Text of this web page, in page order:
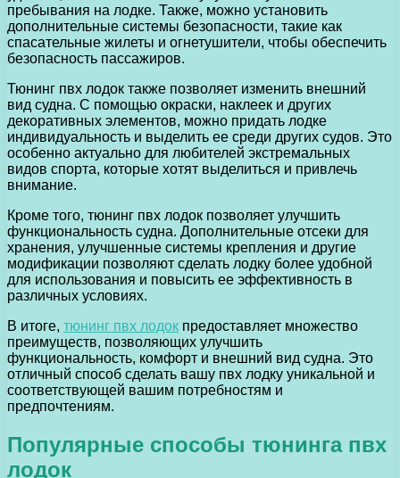
пребывания на лодке. Также, можно установить
дополнительные системы безопасности, такие как
спасательные жилеты и огнетушители, чтобы обеспечить
безопасность пассажиров.
Тюнинг пвх лодок также позволяет изменить внешний
вид судна. С помощью окраски, наклеек и других
декоративных элементов, можно придать лодке
индивидуальность и выделить ее среди других судов. Это
особенно актуально для любителей экстремальных
видов спорта, которые хотят выделиться и привлечь
внимание.
Кроме того, тюнинг пвх лодок позволяет улучшить
функциональность судна. Дополнительные отсеки для
хранения, улучшенные системы крепления и другие
модификации позволяют сделать лодку более удобной
для использования и повысить ее эффективность в
различных условиях.
В итоге, тюнинг пвх лодок предоставляет множество
преимуществ, позволяющих улучшить
функциональность, комфорт и внешний вид судна. Это
отличный способ сделать вашу пвх лодку уникальной и
соответствующей вашим потребностям и
предпочтениям.
Популярные способы тюнинга пвх
лодок